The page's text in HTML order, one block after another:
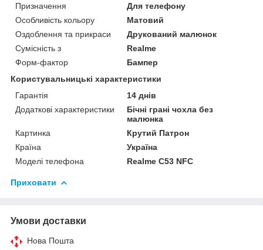
Призначення
Для телефону
Особливість кольору
Матовий
Оздоблення та прикраси
Друкований малюнок
Сумісність з
Realme
Форм-фактор
Бампер
Користувальницькі характеристики
Гарантія
14 днів
Додаткові характеристики
Бічні грані чохла без
малюнка
Картинка
Крутий Патрон
Країна
Україна
Моделі телефона
Realme C53 NFC
Приховати
Умови доставки
Нова Пошта